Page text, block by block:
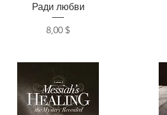
Быстрый просмотр
Ради любви
Цена
8,00 $